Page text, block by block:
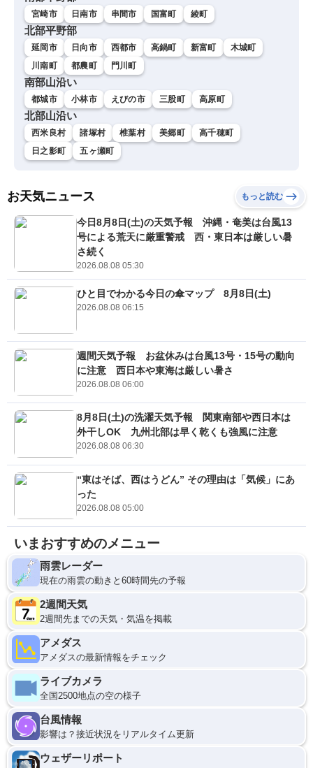
宮崎市 日南市 串間市 国富町 綾町
北部平野部
延岡市 日向市 西都市 高鍋町 新富町
木城町
川南町
都農町 門川町
南部山沿い
都城市 小林市 えびの市 三股町 高原町
北部山沿い
西米良村 諸塚村 椎葉村 美郷町
高千穂町
日之影町
五ヶ瀬町
お天気ニュース もっと読む
今日8月8日(土)の天気予報 沖縄・奄美は台風13
号による荒天に厳重警戒 西・東日本は厳しい暑
さ続く
2026.08.08 05:30
ひと目でわかる今日の傘マップ 8月8日(土)
2026.08.08 06:15
週間天気予報 お盆休みは台風13号・15号の動向
に注意 西日本や東海は厳しい暑さ
2026.08.08 06:00
8月8日(土)の洗濯天気予報 関東南部や西日本は
外干しOK 九州北部は早く乾くも強風に注意
2026.08.08 06:30
“東はそば、西はうどん” その理由は「気候」にあ
った
2026.08.08 05:00
いまおすすめのメニュー
雨雲レーダー
現在の雨雲の動きと60時間先の予報
2週間天気
2週間先までの天気・気温を掲載
アメダス
アメダスの最新情報をチェック
ライブカメラ
全国2500地点の空の様子
台風情報
影響は？接近状況をリアルタイム更新
ウェザーリポート